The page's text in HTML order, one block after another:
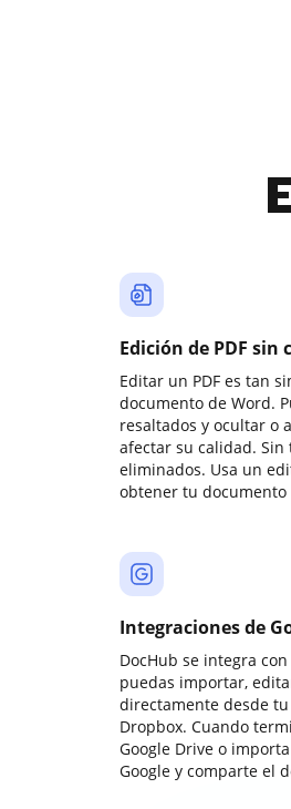
Edición de PDF sin
Editar un PDF es tan
documento de Word.
resaltados y ocultar o
afectar su calidad.
eliminados. Usa un
obtener tu
Integraciones de
DocHub se integra
puedas importar,
directamente desde tu
Dropbox. Cuando
Google Drive o
Google y comparte el